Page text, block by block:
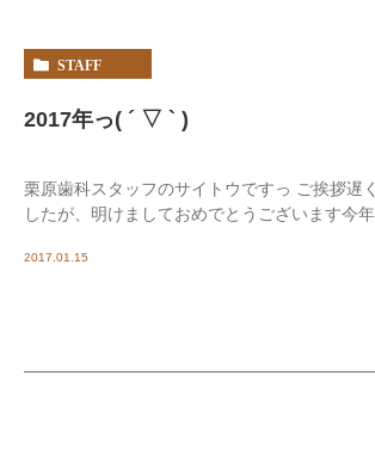
STAFF
2017年っ( ´ ▽ ` )
栗原歯科スタッフのサイトウですっ ご挨拶遅
したが、明けましておめでとうございます今
2017.01.15